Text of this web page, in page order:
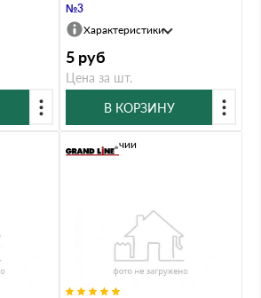
№3
Характеристики
5 руб
Цена за шт.
В КОРЗИНУ
В наличии